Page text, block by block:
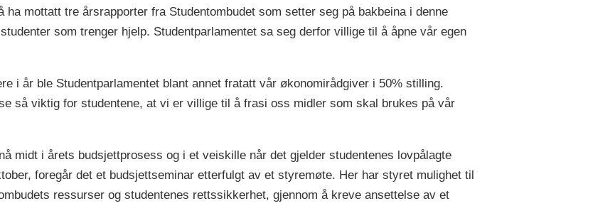
ha mottatt tre årsrapporter fra Studentombudet som setter seg på bakbeina i denne
som trenger hjelp. Studentparlamentet sa seg derfor villige til å åpne vår egen
i år ble Studentparlamentet blant annet fratatt vår økonomirådgiver i 50% stilling.
så viktig for studentene, at vi er villige til å frasi oss midler som skal brukes på vår
midt i årets budsjettprosess og i et veiskille når det gjelder studentenes lovpålagte
foregår det et budsjettseminar etterfulgt av et styremøte. Her har styret mulighet til
ressurser og studentenes rettssikkerhet, gjennom å kreve ansettelse av et